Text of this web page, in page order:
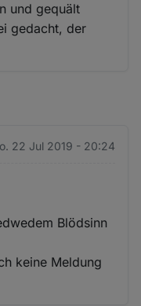
und gequält
gedacht, der
22 Jul 2019 - 20:24
Blödsinn
keine Meldung